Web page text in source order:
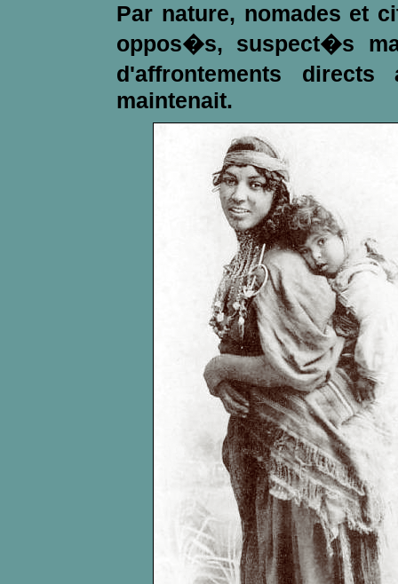
Par nature, nomades et
oppos�s, suspect�s
d'affrontements
maintenait.